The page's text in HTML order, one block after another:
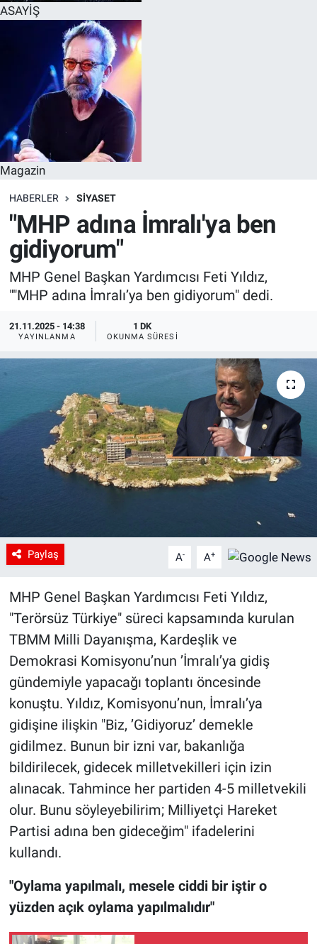
ASAYİŞ
Magazin
HABERLER SİYASET
"MHP adına İmralı'ya ben
gidiyorum"
MHP Genel Başkan Yardımcısı Feti Yıldız,
""MHP adına İmralı’ya ben gidiyorum" dedi.
21.11.2025 - 14:38
YAYINLANMA
1 DK
OKUNMA SÜRESI
Paylaş A- A+
MHP Genel Başkan Yardımcısı Feti Yıldız,
"Terörsüz Türkiye" süreci kapsamında kurulan
TBMM Milli Dayanışma, Kardeşlik ve
Demokrasi Komisyonu’nun ’İmralı’ya gidiş
gündemiyle yapacağı toplantı öncesinde
konuştu. Yıldız, Komisyonu’nun, İmralı’ya
gidişine ilişkin "Biz, ’Gidiyoruz’ demekle
gidilmez. Bunun bir izni var, bakanlığa
bildirilecek, gidecek milletvekilleri için izin
alınacak. Tahmince her partiden 4-5 milletvekili
olur. Bunu söyleyebilirim; Milliyetçi Hareket
Partisi adına ben gideceğim" ifadelerini
kullandı.
"Oylama yapılmalı, mesele ciddi bir iştir o
yüzden açık oylama yapılmalıdır"